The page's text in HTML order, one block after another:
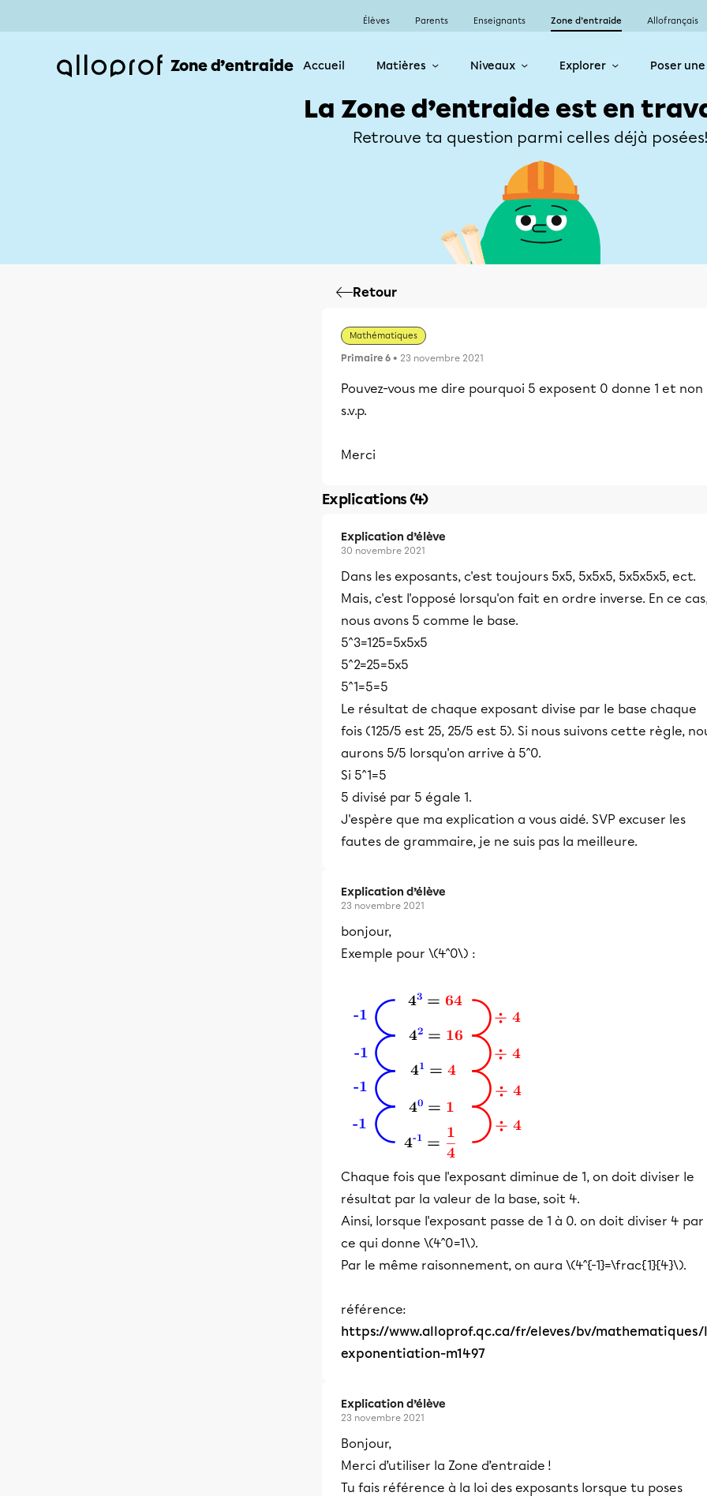
Élèves Parents Enseignants Zone d’entraide Allofrançais
Zone d’entraide Accueil Matières Niveaux Explorer Poser
La Zone d’entraide est en
Retrouve ta question parmi celles déjà
Retour
Mathématiques
Primaire 6 • 23 novembre 2021
Pouvez-vous me dire pourquoi 5 exposent 0 donne 1 et non
s.v.p.
Merci
Explications (4)
Explication d’élève
30 novembre 2021
Dans les exposants, c'est toujours 5x5, 5x5x5, 5x5x5x5, ect.
Mais, c'est l'opposé lorsqu'on fait en ordre inverse. En ce
nous avons 5 comme le base.
5^3=125=5x5x5
5^2=25=5x5
5^1=5=5
Le résultat de chaque exposant divise par le base chaque
fois (125/5 est 25, 25/5 est 5). Si nous suivons cette règle,
aurons 5/5 lorsqu'on arrive à 5^0.
Si 5^1=5
5 divisé par 5 égale 1.
J'espère que ma explication a vous aidé. SVP excuser les
fautes de grammaire, je ne suis pas la meilleure.
Explication d’élève
23 novembre 2021
bonjour,
Exemple pour \(4^0\) :
Chaque fois que l'exposant diminue de 1, on doit diviser le
résultat par la valeur de la base, soit 4.
Ainsi, lorsque l'exposant passe de 1 à 0. on doit diviser 4 par
ce qui donne \(4^0=1\).
Par le même raisonnement, on aura \(4^{-1}=\frac{1}{4}\).
référence:
https://www.alloprof.qc.ca/fr/eleves/bv/
exponentiation-m1497
Explication d’élève
23 novembre 2021
Bonjour,
Merci d’utiliser la Zone d’entraide !
Tu fais référence à la loi des exposants lorsque tu poses